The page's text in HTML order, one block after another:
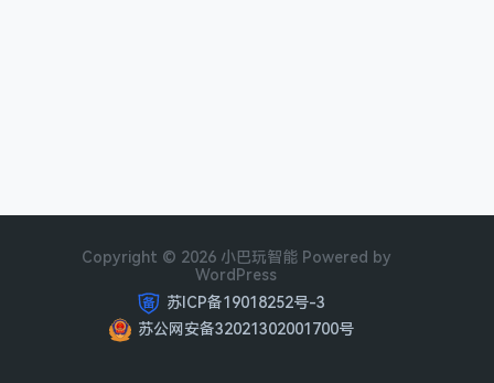
Copyright © 2026 小巴玩智能 Powered by
WordPress
苏ICP备19018252号-3
苏公网安备32021302001700号